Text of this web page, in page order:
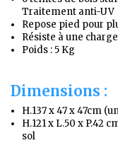
Traitement anti-UV
Repose pied pour
Résiste à une
Poids : 5 Kg
Dimensions :
H.137 x 47 x 47cm
H.121 x L.50 x P.42
sol